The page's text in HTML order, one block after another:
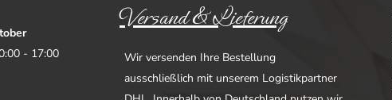
- 17:00
Versand & Lieferung
Wir versenden Ihre Bestellung
ausschließlich mit unserem Logistikpartner